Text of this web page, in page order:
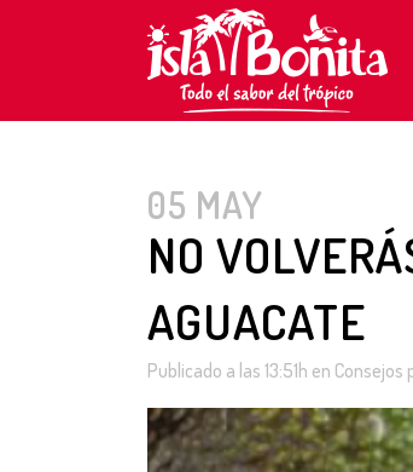
05 MAY
NO
AGUACATE
Publicado a las 13:51h en Consejos